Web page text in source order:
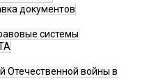
документов
системы
Отечественной войны в